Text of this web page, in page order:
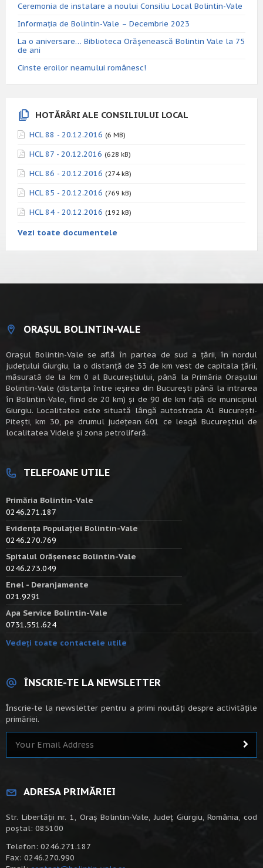
Ceremonia de instalare a noului Consiliu Local Bolintin-Vale
Informația de Bolintin-Vale – Decembrie 2023
La o aniversare… Biblioteca Orăşenească Bolintin Vale la 75
de ani
Cinste eroilor neamului românesc!
HOTĂRÂRI ALE CONSILIULUI LOCAL
HCL 88 - 20.12.2016 (6 MB)
HCL 87 - 20.12.2016 (628 kB)
HCL 86 - 20.12.2016 (274 kB)
HCL 85 - 20.12.2016 (769 kB)
HCL 84 - 20.12.2016 (192 kB)
Vezi toate documentele
ORAȘUL BOLINTIN-VALE
Oraşul Bolintin-Vale se află în partea de sud a ţării, în nordul
judeţului Giurgiu, la o distanţă de 33 de km vest de capitala țării,
măsurată de la km 0 al Bucureștiului, până la Primăria Orașului
Bolintin-Vale (distanța între ieșirea din București până la intrarea
în Bolintin-Vale, fiind de 20 km) şi de 90 de km faţă de municipiul
Giurgiu. Localitatea este situată lângă autostrada A1 Bucureşti-
Piteşti, km 30, pe drumul judeţean 601 ce leagă Bucureştiul de
localitatea Videle şi zona petroliferă.
TELEFOANE UTILE
Primăria Bolintin-Vale
0246.271.187
Evidența Populației Bolintin-Vale
0246.270.769
Spitalul Orășenesc Bolintin-Vale
0246.273.049
Enel - Deranjamente
021.9291
Apa Service Bolintin-Vale
0731.551.624
Vedeți toate contactele utile
ÎNSCRIE-TE LA NEWSLETTER
Înscrie-te la newsletter pentru a primi noutăți despre activitățile
primăriei.
ADRESA PRIMĂRIEI
Str. Libertății nr. 1, Oraș Bolintin-Vale, Județ Giurgiu, România, cod
poștal: 085100
Telefon: 0246.271.187
Fax: 0246.270.990